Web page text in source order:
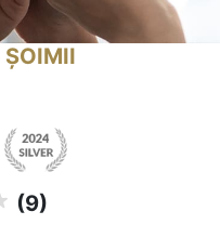
ȘOIMII
(9)